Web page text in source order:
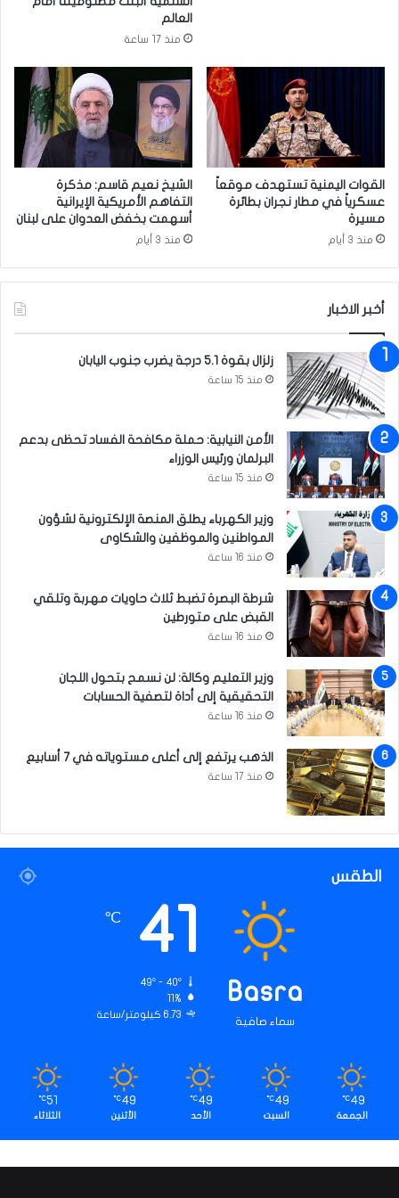
ل
ة
ا
ل
ي
ش
و
ن
ا
ل
ا
ل
غ
ذ
ا
ئ
ي
العالم
منذ 17 ساعة
القوات اليمنية تستهدف موقعاً
عسكرياً في مطار نجران بطائرة
مسيرة
منذ 3 أيام
الشيخ نعيم قاسم: مذكرة
التفاهم الأمريكية الإيرانية
أسهمت بخفض العدوان على لبنان
منذ 3 أيام
أخبر الاخبار
زلزال بقوة 5.1 درجة يضرب جنوب اليابان
منذ 15 ساعة
الأمن النيابية: حملة مكافحة الفساد تحظى بدعم
البرلمان ورئيس الوزراء
منذ 15 ساعة
وزير الكهرباء يطلق المنصة الإلكترونية لشؤون
المواطنين والموظفين والشكاوى
منذ 16 ساعة
شرطة البصرة تضبط ثلاث حاويات مهربة وتلقي
القبض على متورطين
منذ 16 ساعة
وزير التعليم وكالة: لن نسمح بتحول اللجان
التحقيقية إلى أداة لتصفية الحسابات
منذ 16 ساعة
الذهب يرتفع إلى أعلى مستوياته في 7 أسابيع
منذ 17 ساعة
الطقس
Basra
سماء صافية
41
℃
49º - 40º
11%
6.73 كيلومتر/ساعة
49
℃
الجمعة
49
℃
السبت
49
℃
الأحد
49
℃
الأثنين
51
℃
الثلاثاء